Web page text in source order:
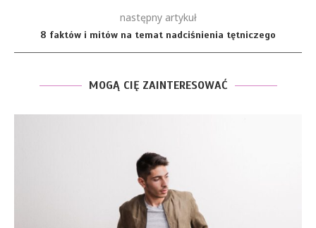
następny artykuł
8 faktów i mitów na temat nadciśnienia tętniczego
MOGĄ CIĘ ZAINTERESOWAĆ